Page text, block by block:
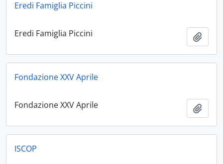
Eredi Famiglia Piccini
Eredi Famiglia Piccini
Fondazione XXV Aprile
Fondazione XXV Aprile
ISCOP